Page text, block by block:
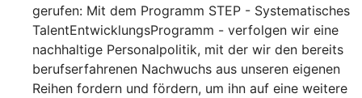
gerufen: Mit dem Programm STEP - Systematisches
TalentEntwicklungsProgramm - verfolgen wir eine
nachhaltige Personalpolitik, mit der wir den bereits
berufserfahrenen Nachwuchs aus unseren eigenen
Reihen fordern und fördern, um ihn auf eine weitere